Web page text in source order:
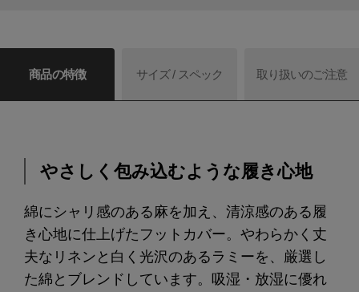
商品の特徴 サイズ / スペック 取り扱いのご注意
やさしく包み込むような履き心地
綿にシャリ感のある麻を加え、清涼感のある履
き心地に仕上げたフットカバー。やわらかく丈
夫なリネンと白く光沢のあるラミーを、厳選し
た綿とブレンドしています。吸湿・放湿に優れ